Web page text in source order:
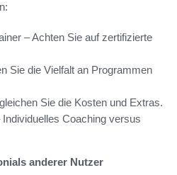
– Achten Sie auf zertifizierte
Sie die Vielfalt an Programmen
Sie die Kosten und Extras.
Coaching versus
anderer Nutzer